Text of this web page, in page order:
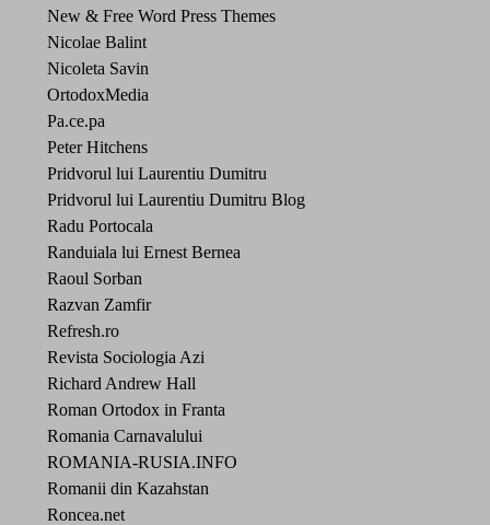
New & Free Word Press Themes
Nicolae Balint
Nicoleta Savin
OrtodoxMedia
Pa.ce.pa
Peter Hitchens
Pridvorul lui Laurentiu Dumitru
Pridvorul lui Laurentiu Dumitru Blog
Radu Portocala
Randuiala lui Ernest Bernea
Raoul Sorban
Razvan Zamfir
Refresh.ro
Revista Sociologia Azi
Richard Andrew Hall
Roman Ortodox in Franta
Romania Carnavalului
ROMANIA-RUSIA.INFO
Romanii din Kazahstan
Roncea.net